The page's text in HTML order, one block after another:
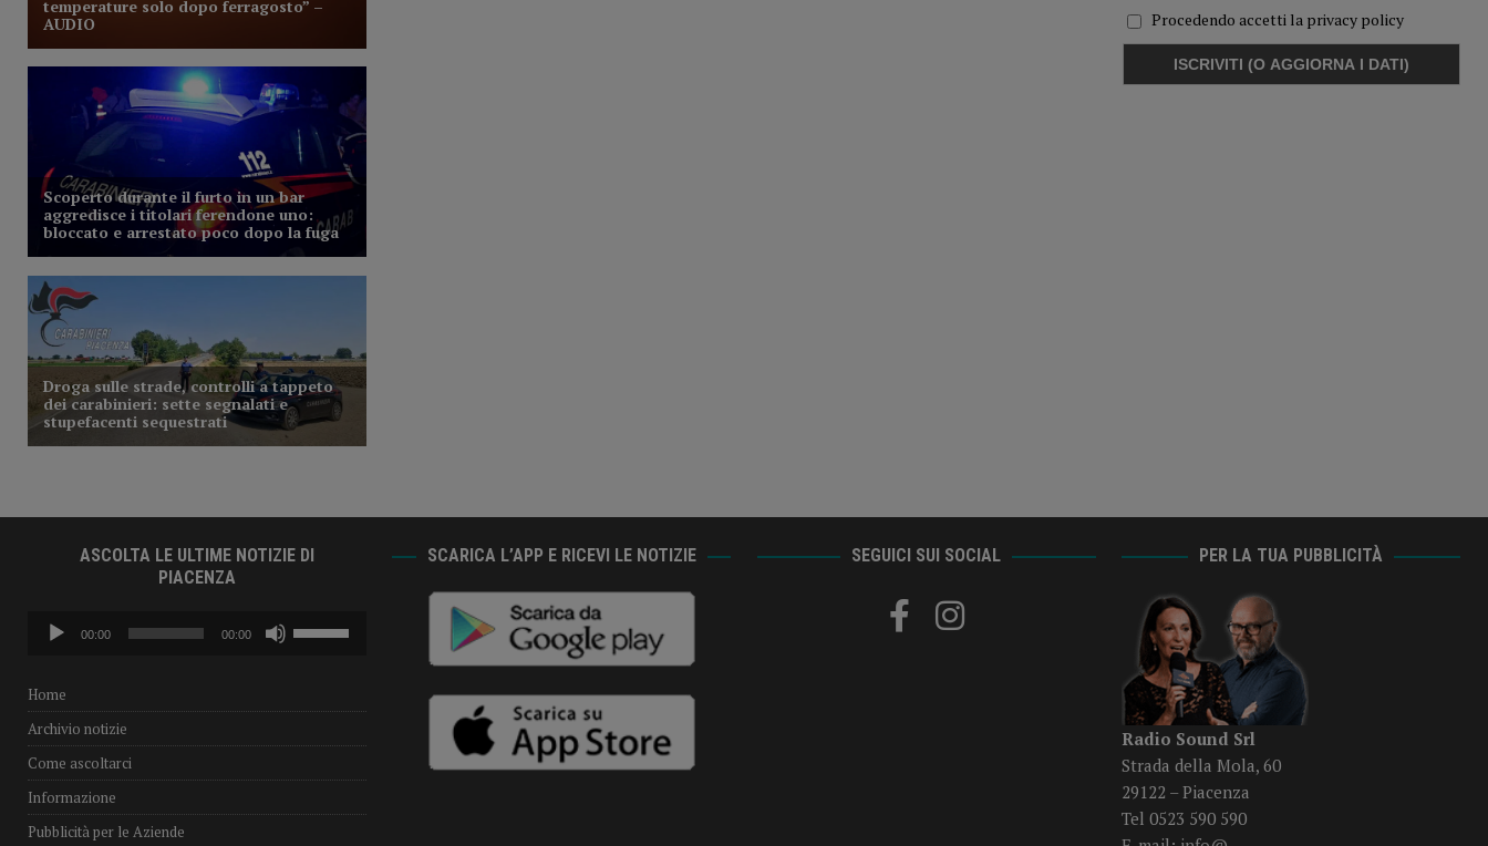
Procedendo accetti la privacy policy
ASCOLTA LE ULTIME NOTIZIE DI
PIACENZA
Audio
Player
00:00 00:00
i
su/giù
o
il
Home
Archivio notizie
Come ascoltarci
Informazione
Pubblicità per le Aziende
SCARICA L’APP E RICEVI LE NOTIZIE SEGUICI SUI SOCIAL PER LA TUA PUBBLICITÀ
Radio Sound Srl
Strada della Mola, 60
29122 – Piacenza
Tel 0523 590 590